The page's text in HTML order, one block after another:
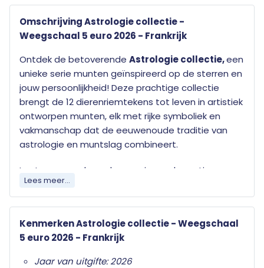
Omschrijving Astrologie collectie -
Weegschaal 5 euro 2026 - Frankrijk
Ontdek de betoverende Astrologie collectie,een
unieke serie munten geïnspireerd op de sterren en
jouw persoonlijkheid! Deze prachtige collectie
brengt de 12 dierenriemtekens tot leven in artistiek
ontworpen munten, elk met rijke symboliek en
vakmanschap dat de eeuwenoude traditie van
astrologie en muntslag combineert.
Laat uw gevoel voor harmonie en elegantie
schitteren met de astrologische munt
Weegschaaluit de exclusieve Astrologie collectie.
rechtvaardigheid en verfijning – eigenschappen
die prachtig tot uiting komen in het evenwichtige
ontwerp en het hoogwaardige vakmanschap van
Lees meer...
Kenmerken Astrologie collectie - Weegschaal
5 euro 2026 - Frankrijk
Jaar van uitgifte: 2026